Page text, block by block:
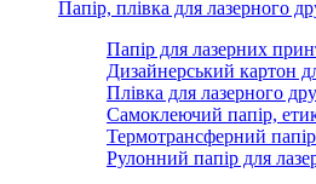
Папір, плівка для лазерного
Папір для лазерних
Дизайнерський картон
Плівка для лазерного
Самоклеючий папір,
Термотрансферний
Рулонний папір для